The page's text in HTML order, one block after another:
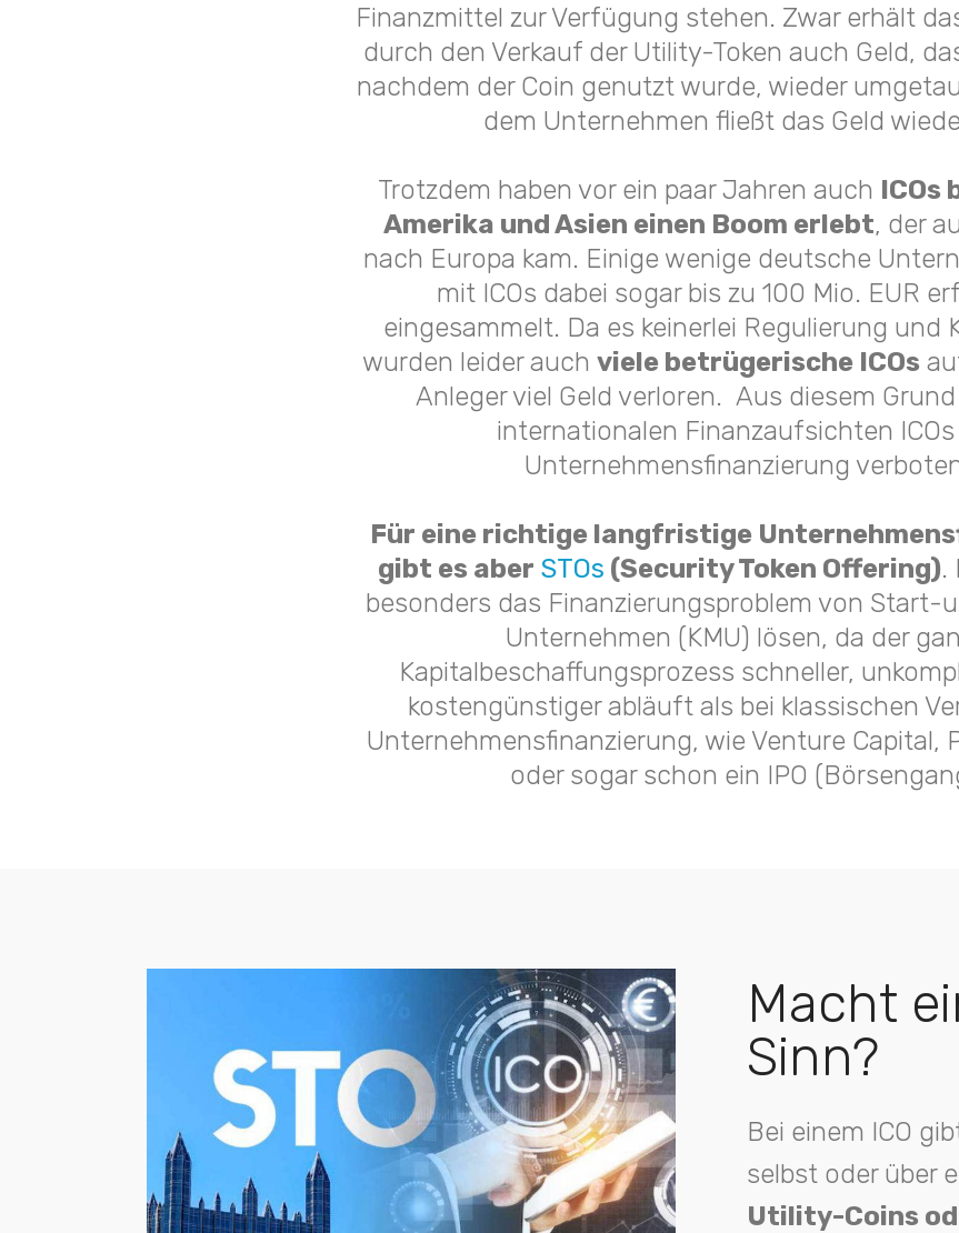
Finanzmittel zur Verfügung stehen. Zwar erhält
durch den Verkauf der Utility-Token auch Geld,
nachdem der Coin genutzt wurde, wieder
dem Unternehmen fließt das Geld
Trotzdem haben vor ein paar Jahren auch ICOs
Amerika und Asien einen Boom erlebt, der
nach Europa kam. Einige wenige deutsche
mit ICOs dabei sogar bis zu 100 Mio. EUR
eingesammelt. Da es keinerlei Regulierung und
wurden leider auch viele betrügerische ICOs
Anleger viel Geld verloren. Aus diesem
internationalen Finanzaufsichten ICOs
Unternehmensfinanzierung
Für eine richtige langfristige
gibt es aber STOs (Security Token Offering).
besonders das Finanzierungsproblem von Start-
Unternehmen (KMU) lösen, da der
Kapitalbeschaffungsprozess schneller,
kostengünstiger abläuft als bei klassischen
Unternehmensfinanzierung, wie Venture Capital,
oder sogar schon ein IPO
Macht
Sinn?
Bei einem ICO
selbst oder über
Utility-Coins